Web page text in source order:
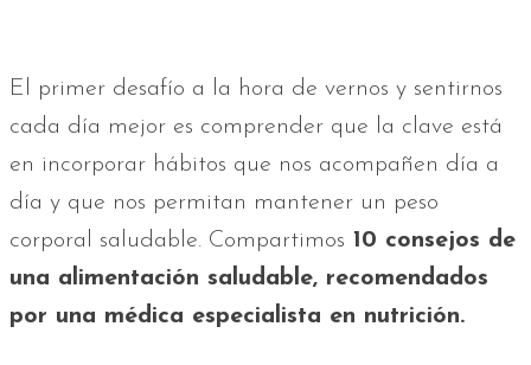
El primer desafío a la hora de vernos y sentirnos
cada día mejor es comprender que la clave está
en incorporar hábitos que nos acompañen día a
día y que nos permitan mantener un peso
corporal saludable. Compartimos 10 consejos de
una alimentación saludable, recomendados
por una médica especialista en nutrición.